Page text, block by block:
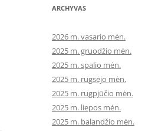
ARCHYVAS
2026 m. vasario mėn.
2025 m. gruodžio mėn.
2025 m. spalio mėn.
2025 m. rugsėjo mėn.
2025 m. rugpjūčio mėn.
2025 m. liepos mėn.
2025 m. balandžio mėn.